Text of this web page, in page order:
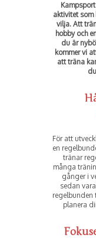
aktivitet som
vilja. Att
hobby och
du är
kommer vi
att träna
För att
en
tränar
många
gånger i
sedan
planera